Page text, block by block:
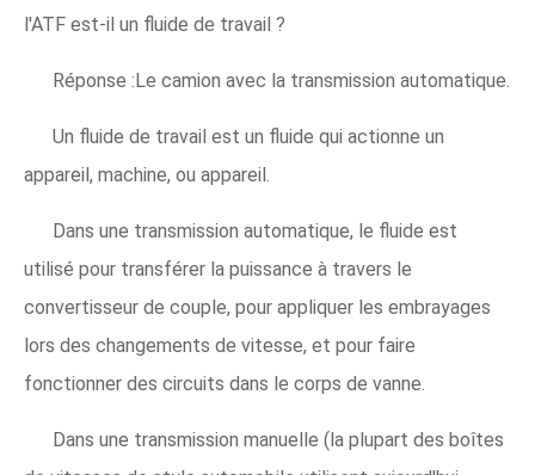
l'ATF est-il un fluide de travail ?
Réponse :Le camion avec la transmission automatique.
Un fluide de travail est un fluide qui actionne un
appareil, machine, ou appareil.
Dans une transmission automatique, le fluide est
utilisé pour transférer la puissance à travers le
convertisseur de couple, pour appliquer les embrayages
lors des changements de vitesse, et pour faire
fonctionner des circuits dans le corps de vanne.
Dans une transmission manuelle (la plupart des boîtes